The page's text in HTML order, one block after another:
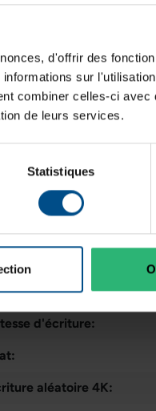
d'offrir des
sur
combiner celles-ci avec
de leurs services.
Statistiques
de produit:
de partenariat:
d'écriture:
aléatoire 4K: